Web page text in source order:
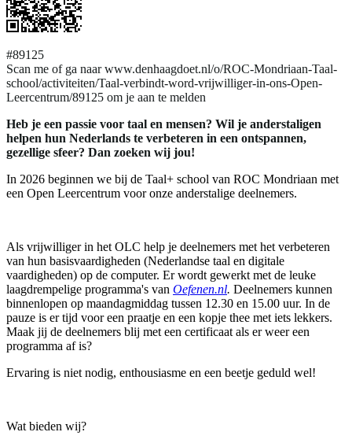
#89125
Scan me of ga naar www.denhaagdoet.nl/o/ROC-Mondriaan-Taal-
school/activiteiten/Taal-verbindt-word-vrijwilliger-in-ons-Open-
Leercentrum/89125 om je aan te melden
Heb je een passie voor taal en mensen? Wil je anderstaligen
helpen hun Nederlands te verbeteren in een ontspannen,
gezellige sfeer? Dan zoeken wij jou!
In 2026 beginnen we bij de Taal+ school van ROC Mondriaan met
een Open Leercentrum voor onze anderstalige deelnemers.
Als vrijwilliger in het OLC help je deelnemers met het verbeteren
van hun basisvaardigheden (Nederlandse taal en digitale
vaardigheden) op de computer. Er wordt gewerkt met de leuke
laagdrempelige programma's van Oefenen.nl. Deelnemers kunnen
binnenlopen op maandagmiddag tussen 12.30 en 15.00 uur. In de
pauze is er tijd voor een praatje en een kopje thee met iets lekkers.
Maak jij de deelnemers blij met een certificaat als er weer een
programma af is?
Ervaring is niet nodig, enthousiasme en een beetje geduld wel!
Wat bieden wij?